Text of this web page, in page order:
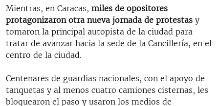
v
i
o
u
s
l
i
d
t
s
l
i
d
Mientras, en Caracas, miles de opositores
protagonizaron otra nueva jornada de protestas y
tomaron la principal autopista de la ciudad para
tratar de avanzar hacia la sede de la Cancillería, en el
centro de la ciudad.
Centenares de guardias nacionales, con el apoyo de
tanquetas y al menos cuatro camiones cisternas, les
bloquearon el paso y usaron los medios de